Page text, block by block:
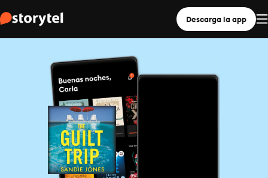
Descarga la app